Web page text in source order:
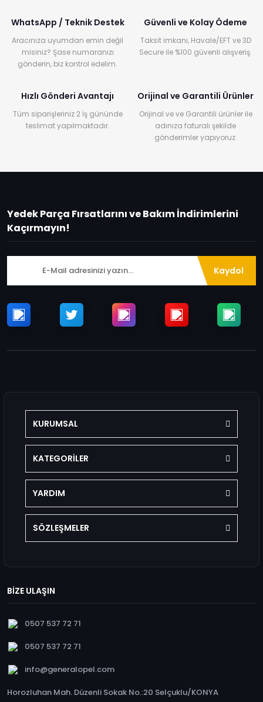
WhatsApp / Teknik Destek
Aracınıza uyumdan emin değil
misiniz? Şase numaranızı
gönderin, biz kontrol edelim.
Güvenli ve Kolay Ödeme
Taksit imkanı, Havale/EFT ve 3D
Secure ile %100 güvenli alışveriş.
Hızlı Gönderi Avantajı
Tüm siparişleriniz 2 İş gününde
teslimat yapılmaktadır.
Orijinal ve Garantili Ürünler
Orijinal ve ve Garantili ürünler ile
adınıza faturalı şekilde
gönderimler yapıyoruz.
Yedek Parça Fırsatlarını ve Bakım İndirimlerini
Kaçırmayın!
Kaydol
KURUMSAL
KATEGORİLER
YARDIM
SÖZLEŞMELER
BİZE ULAŞIN
0507 537 72 71
0507 537 72 71
info@generalopel.com
Horozluhan Mah. Düzenli Sokak No.:20 Selçuklu/KONYA